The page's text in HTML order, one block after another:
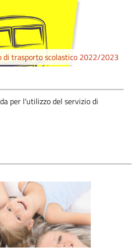
di trasporto scolastico 2022/2023
per l'utilizzo del servizio di